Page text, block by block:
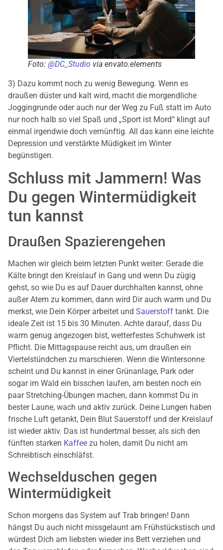
Foto: @DC_Studio via envato.elements
3) Dazu kommt noch zu wenig Bewegung. Wenn es
draußen düster und kalt wird, macht die morgendliche
Joggingrunde oder auch nur der Weg zu Fuß statt im Auto
nur noch halb so viel Spaß und „Sport ist Mord“ klingt auf
einmal irgendwie doch vernünftig. All das kann eine leichte
Depression und verstärkte Müdigkeit im Winter
begünstigen.
Schluss mit Jammern! Was
Du gegen Wintermüdigkeit
tun kannst
Draußen Spazierengehen
Machen wir gleich beim letzten Punkt weiter: Gerade die
Kälte bringt den Kreislauf in Gang und wenn Du zügig
gehst, so wie Du es auf Dauer durchhalten kannst, ohne
außer Atem zu kommen, dann wird Dir auch warm und Du
merkst, wie Dein Körper arbeitet und Sauerstoff tankt. Die
ideale Zeit ist 15 bis 30 Minuten. Achte darauf, dass Du
warm genug angezogen bist, wetterfestes Schuhwerk ist
Pflicht. Die Mittagspause reicht aus, um draußen ein
Viertelstündchen zu marschieren. Wenn die Wintersonne
scheint und Du kannst in einer Grünanlage, Park oder
sogar im Wald ein bisschen laufen, am besten noch ein
paar Stretching-Übungen machen, dann kommst Du in
bester Laune, wach und aktiv zurück. Deine Lungen haben
frische Luft getankt, Dein Blut Sauerstoff und der Kreislauf
ist wieder aktiv. Das ist hundertmal besser, als sich den
fünften starken Kaffee zu holen, damit Du nicht am
Schreibtisch einschläfst.
Wechselduschen gegen
Wintermüdigkeit
Schon morgens das System auf Trab bringen! Dann
hängst Du auch nicht missgelaunt am Frühstückstisch und
würdest Dich am liebsten wieder ins Bett verziehen und